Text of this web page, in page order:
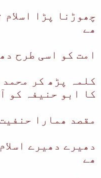
چھوڑنا پڑا
ھے
امت کو اسی طرح
کلمہ پڑھ کر
کا ابو حنیفہ کو
مقصد ھمارا
دھیرے دھیرے
ھے